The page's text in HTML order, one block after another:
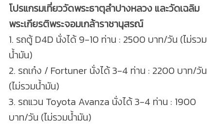
โปรแกรมเที่ยววัดพระธาตุลำปางหลวง และวัดเฉลิม
พระเกียรติพระจอมเกล้าราชานุสรณ์
1. รถตู้ D4D นั่งได้ 9-10 ท่าน : 2500 บาท/วัน (ไม่รวม
น้ำมัน)
2. รถเก๋ง / Fortuner นั่งได้ 3-4 ท่าน : 2200 บาท/วัน
(ไม่รวมน้ำมัน)
3. รถแวน Toyota Avanza นั่งได้ 3-4 ท่าน : 1900
บาท/วัน (ไม่รวมน้ำมัน)